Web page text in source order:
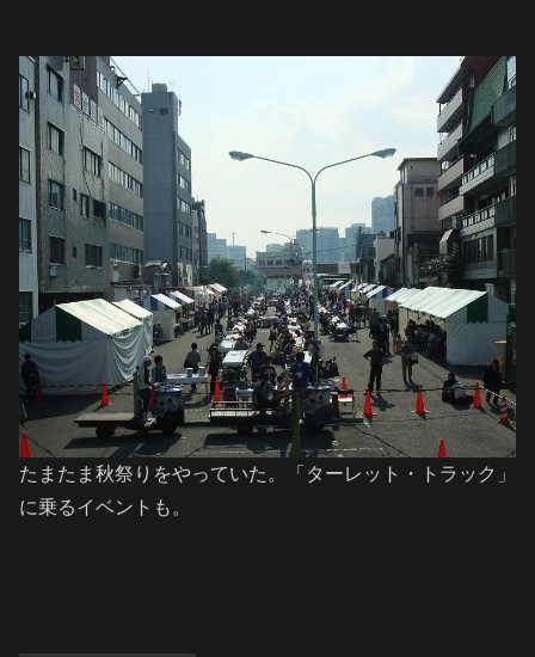
たまたま秋祭りをやっていた。「ターレット・トラック」
に乗るイベントも。